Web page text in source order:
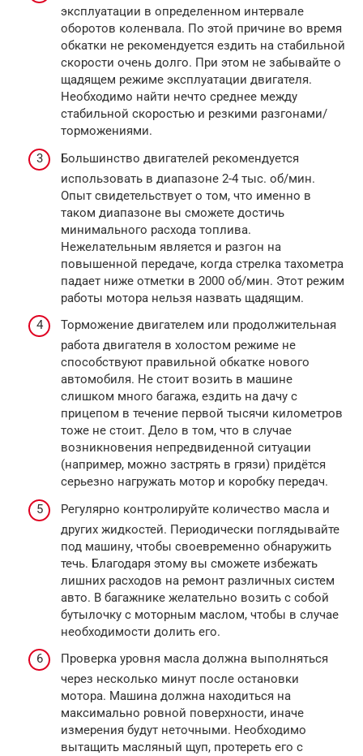
эксплуатации в определенном интервале
оборотов коленвала. По этой причине во время
обкатки не рекомендуется ездить на стабильной
скорости очень долго. При этом не забывайте о
щадящем режиме эксплуатации двигателя.
Необходимо найти нечто среднее между
стабильной скоростью и резкими разгонами/
торможениями.
Большинство двигателей рекомендуется
использовать в диапазоне 2-4 тыс. об/мин.
Опыт свидетельствует о том, что именно в
таком диапазоне вы сможете достичь
минимального расхода топлива.
Нежелательным является и разгон на
повышенной передаче, когда стрелка тахометра
падает ниже отметки в 2000 об/мин. Этот режим
работы мотора нельзя назвать щадящим.
Торможение двигателем или продолжительная
работа двигателя в холостом режиме не
способствуют правильной обкатке нового
автомобиля. Не стоит возить в машине
слишком много багажа, ездить на дачу с
прицепом в течение первой тысячи километров
тоже не стоит. Дело в том, что в случае
возникновения непредвиденной ситуации
(например, можно застрять в грязи) придётся
серьезно нагружать мотор и коробку передач.
Регулярно контролируйте количество масла и
других жидкостей. Периодически поглядывайте
под машину, чтобы своевременно обнаружить
течь. Благодаря этому вы сможете избежать
лишних расходов на ремонт различных систем
авто. В багажнике желательно возить с собой
бутылочку с моторным маслом, чтобы в случае
необходимости долить его.
Проверка уровня масла должна выполняться
через несколько минут после остановки
мотора. Машина должна находиться на
максимально ровной поверхности, иначе
измерения будут неточными. Необходимо
вытащить масляный щуп, протереть его с